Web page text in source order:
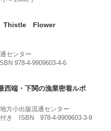
Thistle Flower
センター
978-4-9909603-4-6
端・下関の漁業密着ルポ
方小出版流通センター
き ISBN 978-4-9909603-3-9